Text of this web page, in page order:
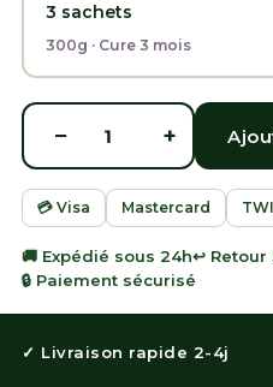
3 sachets
300g · Cure 3 mois
− 1 +
💳 Visa Mastercard
🚚 Expédié sous 24h↩️
🔒 Paiement sécurisé
✓ Livraison rapide 2-4j